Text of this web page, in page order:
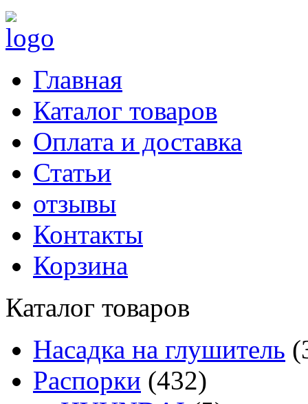
Главная
Каталог товаров
Оплата и доставка
Статьи
отзывы
Контакты
Корзина
Каталог товаров
Насадка на глушитель
Распорки (432)